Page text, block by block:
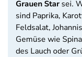
Grauen Starsei.
sind Paprika,
Feldsalat,
Gemüse wie
des Lauch oder